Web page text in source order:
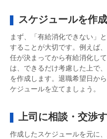
スケジュールを作
まず、「有給消化できない」
することが大切です。例えば
任が決まってから有給消化し
は、できるだけ考慮した上で
を作成します。退職希望日か
ケジュールを立てましょう。
上司に相談・交渉
作成したスケジュールを元に